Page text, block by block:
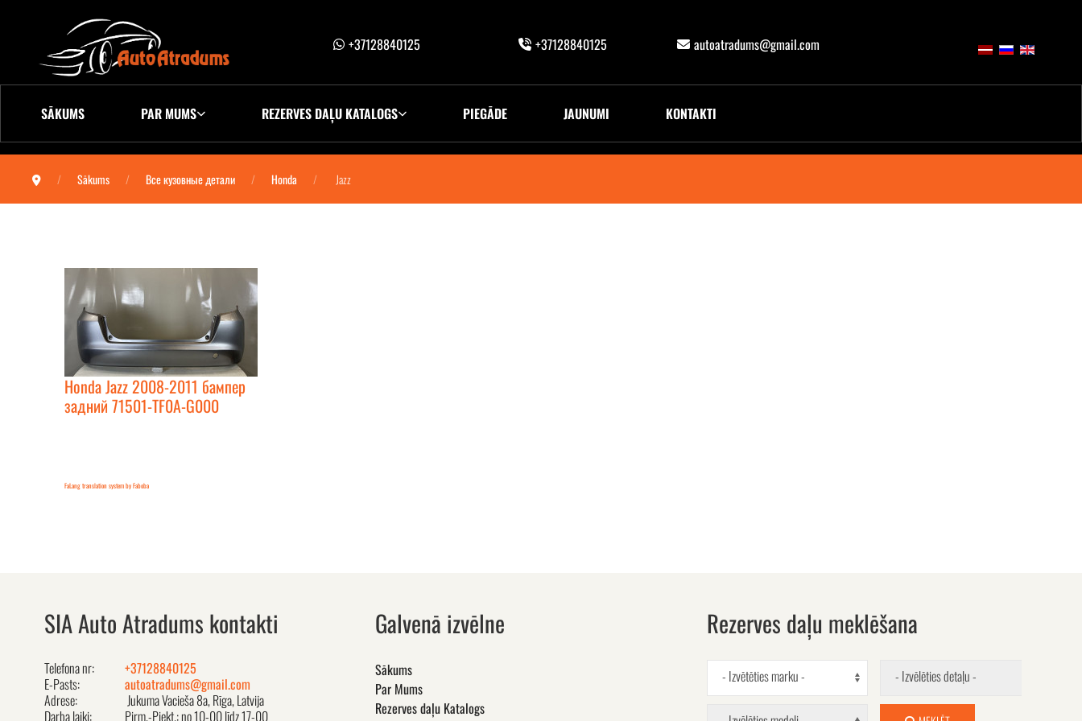
+37128840125 +37128840125 autoatradums@gmail.com
SĀKUMS PAR MUMS REZERVES DAĻU KATALOGS PIEGĀDE JAUNUMI KONTAKTI
Sākums Все кузовные детали Honda Jazz
Honda Jazz 2008-2011 бампер
задний 71501-TF0A-G000
FaLang translation system by Faboba
SIA Auto Atradums kontakti
Telefona nr:
+37128840125
E-Pasts:
autoatradums@gmail.com
Adrese:
Jukuma Vacieša 8a, Rīga, Latvija
Darba laiki:
Pirm.-Piekt.: no 10-00 līdz 17-00
Galvenā izvēlne
Sākums
Par Mums
Rezerves daļu Katalogs
Rezerves daļu meklēšana
- Izvētēties marku - - Izvēlēties detaļu -